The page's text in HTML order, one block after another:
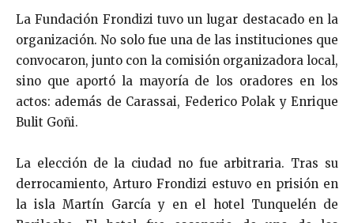
La Fundación Frondizi tuvo un lugar destacado en la
organización. No solo fue una de las instituciones que
convocaron, junto con la comisión organizadora local,
sino que aportó la mayoría de los oradores en los
actos: además de Carassai, Federico Polak y Enrique
Bulit Goñi.
La elección de la ciudad no fue arbitraria. Tras su
derrocamiento, Arturo Frondizi estuvo en prisión en
la isla Martín García y en el hotel Tunquelén de